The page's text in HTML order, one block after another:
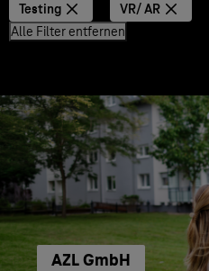
Testing
VR/ AR
Alle Filter entfernen
AZL GmbH